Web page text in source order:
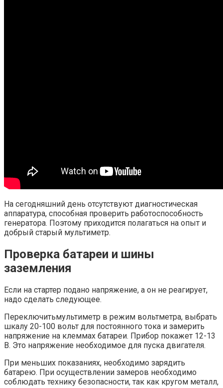
На сегодняшний день отсутствуют диагностическая
аппаратура, способная проверить работоспособность
генератора. Поэтому приходится полагаться на опыт и
добрый старый мультиметр.
Проверка батареи и шины
заземления
Если на стартер подано напряжение, а он не реагирует,
надо сделать следующее.
Переключитьмультиметр в режим вольтметра, выбрать
шкалу 20-100 вольт для постоянного тока и замерить
напряжение на клеммах батареи. Прибор покажет 12-13
В. Это напряжение необходимое для пуска двигателя.
При меньших показаниях, необходимо зарядить
батарею. При осуществлении замеров необходимо
соблюдать технику безопасности, так как кругом металл,